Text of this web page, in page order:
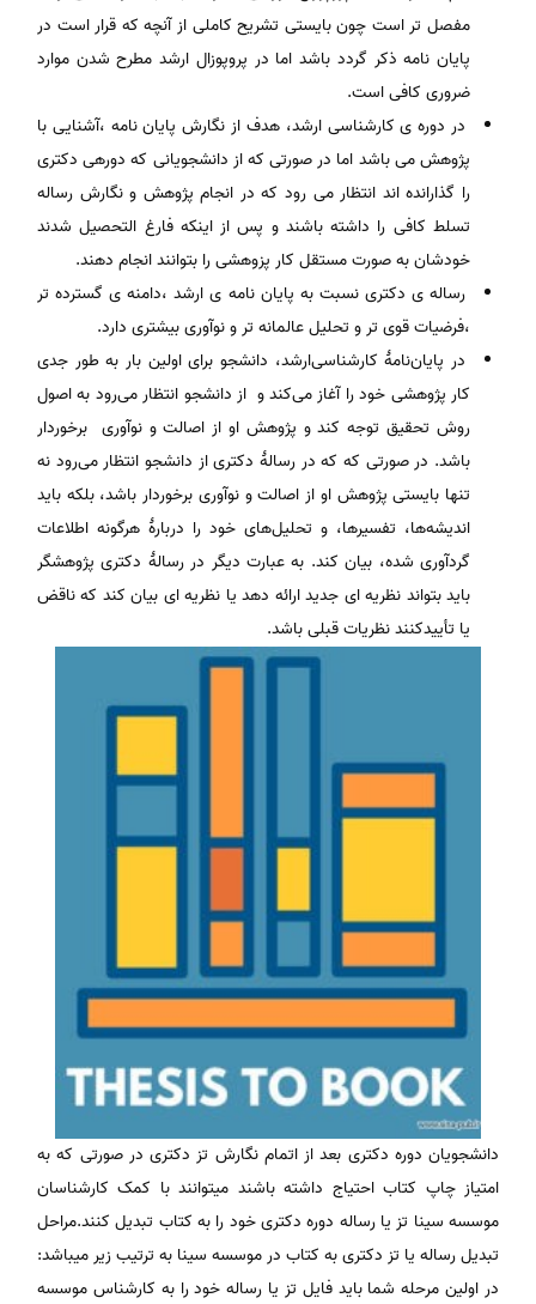
مفصل تر است چون بایستی تشریح کاملی از آنچه که قرار است در
پایان نامه ذکر گردد باشد اما در پروپوزال ارشد مطرح شدن موارد
ضروری کافی است.
در دوره ی کارشناسی ارشد، هدف از نگارش پایان نامه ،آشنایی با
پژوهش می باشد اما در صورتی که از دانشجویانی که دورهی دکتری
را گذارانده اند انتظار می رود که در انجام پژوهش و نگارش رساله
تسلط کافی را داشته باشند و پس از اینکه فارغ التحصیل شدند
خودشان به صورت مستقل کار پزوهشی را بتوانند انجام دهند.
رساله ی دکتری نسبت به پایان نامه ی ارشد ،دامنه ی گسترده تر
،فرضیات قوی تر و تحلیل عالمانه تر و نوآوری بیشتری دارد.
در پایان‌نامۀ کارشناسی‌ارشد، دانشجو برای اولین بار به‌ طور جدی
کار پژوهشی خود را آغاز می‌کند و از دانشجو انتظار می‌رود به اصول
روش تحقیق توجه کند و پژوهش او از اصالت و نوآوری برخوردار
باشد. در صورتی که که در رسالۀ دکتری از دانشجو انتظار می‌رود نه
تنها بایستی پژوهش او از اصالت و نوآوری برخوردار باشد، بلکه باید
اندیشه‌ها، تفسیرها، و تحلیل‌های خود را دربارۀ هرگونه اطلاعات
گردآوری شده، بیان کند. به عبارت دیگر در رسالۀ دکتری پژوهشگر
باید بتواند نظریه ‌ای جدید ارائه دهد یا نظریه ای بیان کند که ناقض
یا تأییدکنند نظریات قبلی باشد.
دانشجویان دوره دکتری بعد از اتمام نگارش تز دکتری در صورتی که به
امتیاز چاپ کتاب احتیاج داشته باشند میتوانند با کمک کارشناسان
موسسه سینا تز یا رساله دوره دکتری خود را به کتاب تبدیل کنند.مراحل
تبدیل رساله یا تز دکتری به کتاب در موسسه سینا به ترتیب زیر میباشد:
در اولین مرحله شما باید فایل تز یا رساله خود را به کارشناس موسسه